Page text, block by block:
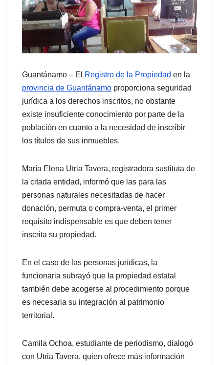
Guantánamo – El Registro de la Propiedad en la
provincia de Guantánamo proporciona seguridad
jurídica a los derechos inscritos, no obstante
existe insuficiente conocimiento por parte de la
población en cuanto a la necesidad de inscribir
los títulos de sus inmuebles.
María Elena Utria Tavera, registradora sustituta de
la citada entidad, informó que las para las
personas naturales necesitadas de hacer
donación, permuta o compra-venta, el primer
requisito indispensable es que deben tener
inscrita su propiedad.
En el caso de las personas jurídicas, la
funcionaria subrayó que la propiedad estatal
también debe acogerse al procedimiento porque
es necesaria su integración al patrimonio
territorial.
Camila Ochoa, estudiante de periodismo, dialogó
con Utria Tavera, quien ofrece más información